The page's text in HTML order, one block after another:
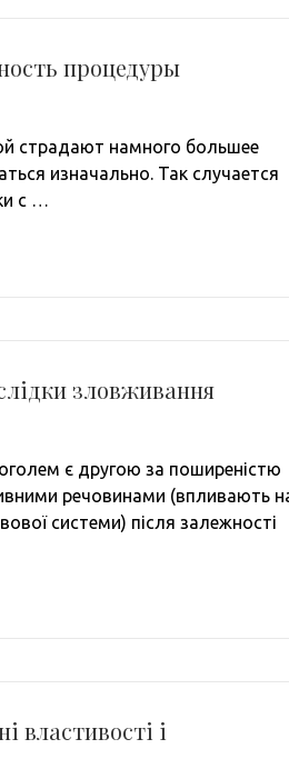
процедуры
страдают намного большее
изначально. Так случается
с …
зловживання
є другою за поширеністю
речовинами (впливають
системи) після залежності
властивості і